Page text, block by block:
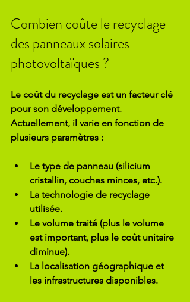
Combien coûte le recyclage
des panneaux solaires
photovoltaïques ?
Le coût du recyclage est un facteur clé
pour son développement.
Actuellement, il varie en fonction de
plusieurs paramètres :
Le type de panneau (silicium
cristallin, couches minces, etc.).
La technologie de recyclage
utilisée.
Le volume traité (plus le volume
est important, plus le coût unitaire
diminue).
La localisation géographique et
les infrastructures disponibles.